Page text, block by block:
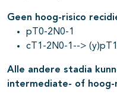
Geen hoog-risico
pT0-2N0-1
cT1-2N0-1-->
Alle andere stadia
intermediate- of hoog-